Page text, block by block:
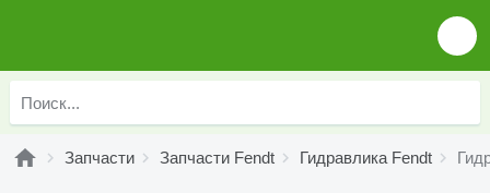
Запчасти Запчасти Fendt Гидравлика Fendt